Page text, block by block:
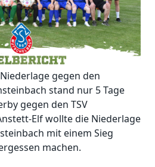
gegen den
stand nur 5 Tage
gegen den TSV
Elf wollte die Niederlage
mit einem Sieg
machen.